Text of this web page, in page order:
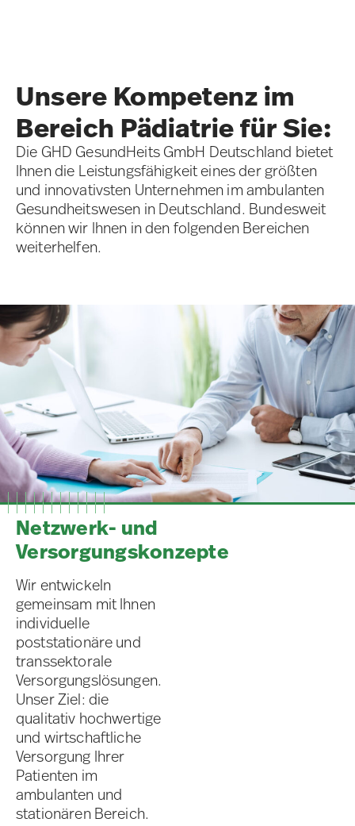
Unsere Kompetenz im
Bereich Pädiatrie für Sie:
Die GHD GesundHeits GmbH Deutschland bietet
Ihnen die Leistungsfähigkeit eines der größten
und innovativsten Unternehmen im ambulanten
Gesundheitswesen in Deutschland. Bundesweit
können wir Ihnen in den folgenden Bereichen
weiterhelfen.
Netzwerk- und
Versorgungskonzepte
Wir entwickeln
gemeinsam mit Ihnen
individuelle
poststationäre und
transsektorale
Versorgungslösungen.
Unser Ziel: die
qualitativ hochwertige
und wirtschaftliche
Versorgung Ihrer
Patienten im
ambulanten und
stationären Bereich.